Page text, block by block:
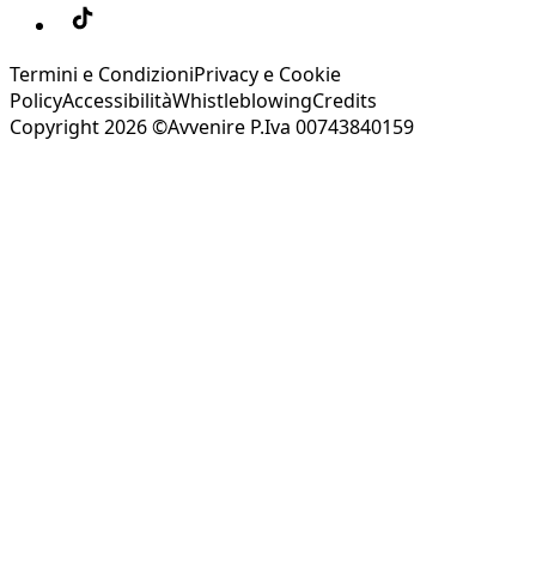
Termini e CondizioniPrivacy e Cookie
PolicyAccessibilitàWhistleblowingCredits
Copyright 2026 ©Avvenire P.Iva 00743840159